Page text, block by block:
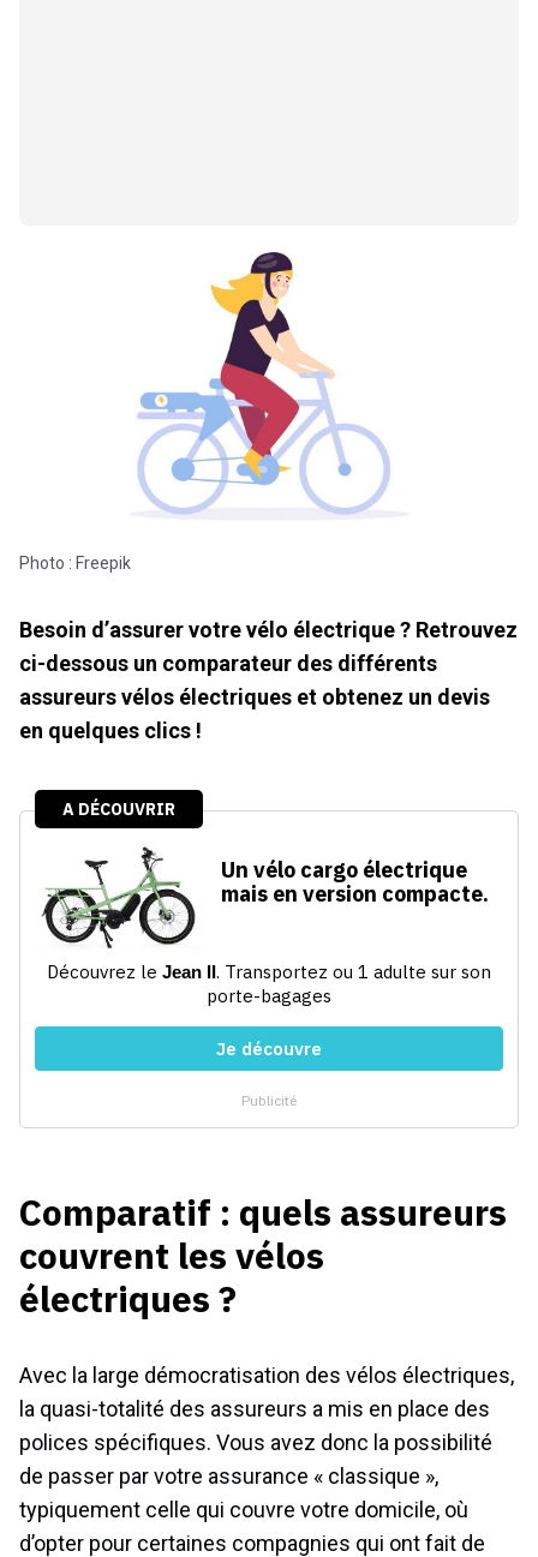
Photo : Freepik
Besoin d’assurer votre vélo électrique ? Retrouvez
ci-dessous un comparateur des différents
assureurs vélos électriques et obtenez un devis
en quelques clics !
Comparatif : quels assureurs
couvrent les vélos
électriques ?
Avec la large démocratisation des vélos électriques,
la quasi-totalité des assureurs a mis en place des
polices spécifiques. Vous avez donc la possibilité
de passer par votre assurance « classique »,
typiquement celle qui couvre votre domicile, où
d’opter pour certaines compagnies qui ont fait de